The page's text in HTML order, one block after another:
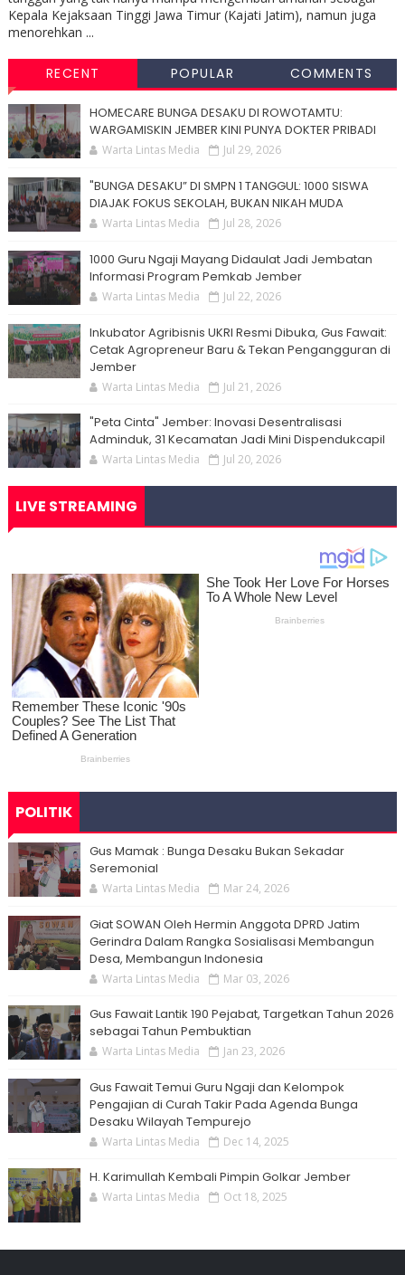
Kepala Kejaksaan Tinggi Jawa Timur (Kajati Jatim), namun juga
menorehkan ...
RECENT POPULAR COMMENTS
HOMECARE BUNGA DESAKU DI ROWOTAMTU:
WARGAMISKIN JEMBER KINI PUNYA DOKTER PRIBADI
Warta Lintas Media Jul 29, 2026
"BUNGA DESAKU” DI SMPN 1 TANGGUL: 1000 SISWA
DIAJAK FOKUS SEKOLAH, BUKAN NIKAH MUDA
Warta Lintas Media Jul 28, 2026
1000 Guru Ngaji Mayang Didaulat Jadi Jembatan
Informasi Program Pemkab Jember
Warta Lintas Media Jul 22, 2026
Inkubator Agribisnis UKRI Resmi Dibuka, Gus Fawait:
Cetak Agropreneur Baru & Tekan Pengangguran di
Jember
Warta Lintas Media Jul 21, 2026
"Peta Cinta" Jember: Inovasi Desentralisasi
Adminduk, 31 Kecamatan Jadi Mini Dispendukcapil
Warta Lintas Media Jul 20, 2026
LIVE STREAMING
POLITIK
Gus Mamak : Bunga Desaku Bukan Sekadar
Seremonial
Warta Lintas Media Mar 24, 2026
Giat SOWAN Oleh Hermin Anggota DPRD Jatim
Gerindra Dalam Rangka Sosialisasi Membangun
Desa, Membangun Indonesia
Warta Lintas Media Mar 03, 2026
Gus Fawait Lantik 190 Pejabat, Targetkan Tahun 2026
sebagai Tahun Pembuktian
Warta Lintas Media Jan 23, 2026
Gus Fawait Temui Guru Ngaji dan Kelompok
Pengajian di Curah Takir Pada Agenda Bunga
Desaku Wilayah Tempurejo
Warta Lintas Media Dec 14, 2025
H. Karimullah Kembali Pimpin Golkar Jember
Warta Lintas Media Oct 18, 2025